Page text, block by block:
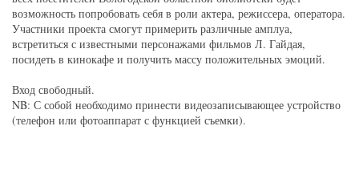
возможность попробовать себя в роли актера, режиссера, оператора.
Участники проекта смогут примерить различные амплуа,
встретиться с известными персонажами фильмов Л. Гайдая,
посидеть в кинокафе и получить массу положительных эмоций.
Вход свободный.
NB: С собой необходимо принести видеозаписывающее устройство
(телефон или фотоаппарат с функцией съемки).